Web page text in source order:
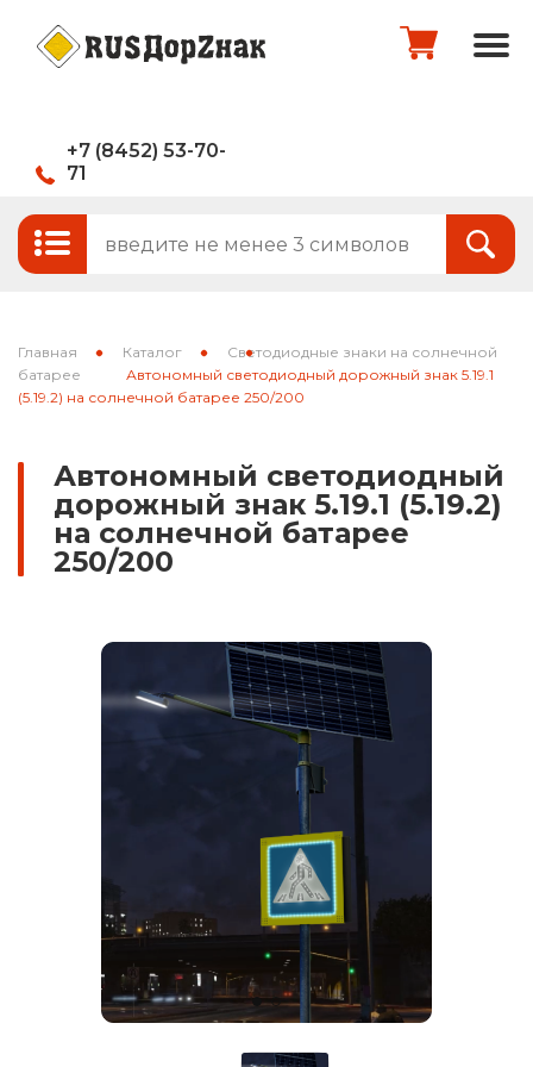
+7 (8452) 53-70-
71
Оформить заказ
Итого:Стандартные и временные дорожные
Знаки на щитах
Каркасные знаки
Паспорта объектов (щиты для
национальных проектов)
Знаки вертикальной разметки
Дорожные знаки с внутренней подсветкой
Заградительные светодиодные знаки
Передвижные заградительные знаки
Опоры дорожных знаков (Стойки)
Крепления для дорожных знаков (Хомуты)
Переносные опоры
Главная Каталог
Светодиодные знаки на солнечной
батарее
Автономный светодиодный дорожный знак 5.19.1
(5.19.2) на солнечной батарее 250/200
Автономный светодиодный
дорожный знак 5.19.1 (5.19.2)
на солнечной батарее
250/200
Выбрать